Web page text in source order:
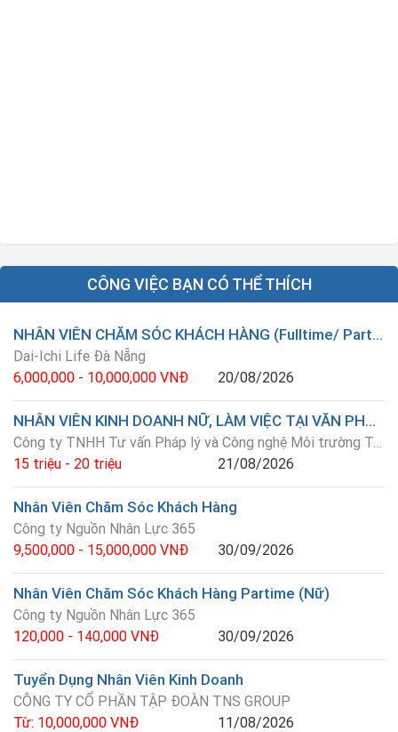
CÔNG VIỆC BẠN CÓ THỂ THÍCH
NHÂN VIÊN CHĂM SÓC KHÁCH HÀNG (Fulltime/ Parttime)
Dai-Ichi Life Đà Nẵng
6,000,000 - 10,000,000 VNĐ
20/08/2026
NHÂN VIÊN KINH DOANH NỮ, LÀM VIỆC TẠI VĂN PHÒNG
Công ty TNHH Tư vấn Pháp lý và Công nghệ Môi trường Trung Tân Tiến
15 triệu - 20 triệu
21/08/2026
Nhân Viên Chăm Sóc Khách Hàng
Công ty Nguồn Nhân Lực 365
9,500,000 - 15,000,000 VNĐ
30/09/2026
Nhân Viên Chăm Sóc Khách Hàng Partime (Nữ)
Công ty Nguồn Nhân Lực 365
120,000 - 140,000 VNĐ
30/09/2026
Tuyển Dụng Nhân Viên Kinh Doanh
CÔNG TY CỔ PHẦN TẬP ĐOÀN TNS GROUP
Từ: 10,000,000 VNĐ
11/08/2026